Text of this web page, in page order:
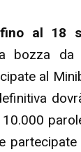
fino al 18
bozza da
al
partecipate